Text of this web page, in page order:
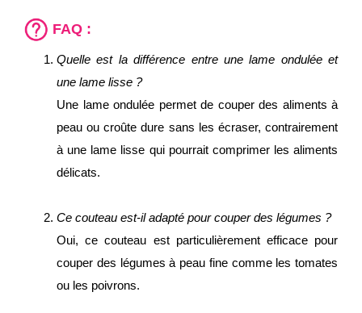
FAQ :
Quelle est la différence entre une lame ondulée et
une lame lisse ?
Une lame ondulée permet de couper des aliments à
peau ou croûte dure sans les écraser, contrairement
à une lame lisse qui pourrait comprimer les aliments
délicats.
Ce couteau est-il adapté pour couper des légumes ?
Oui, ce couteau est particulièrement efficace pour
couper des légumes à peau fine comme les tomates
ou les poivrons.